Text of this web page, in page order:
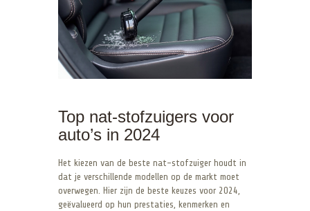
Top nat-stofzuigers voor
auto’s in 2024
Het kiezen van de beste nat-stofzuiger houdt in
dat je verschillende modellen op de markt moet
overwegen. Hier zijn de beste keuzes voor 2024,
geëvalueerd op hun prestaties, kenmerken en